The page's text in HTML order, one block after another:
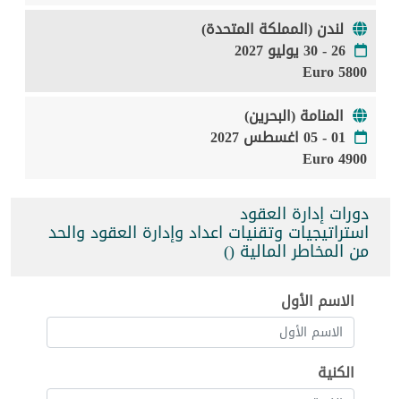
لندن (المملكة المتحدة)
26 - 30 يوليو 2027
5800 Euro
المنامة (البحرين)
01 - 05 اغسطس 2027
4900 Euro
دورات إدارة العقود
استراتيجيات وتقنيات اعداد وإدارة العقود والحد
من المخاطر المالية ()
الاسم الأول
الكنية